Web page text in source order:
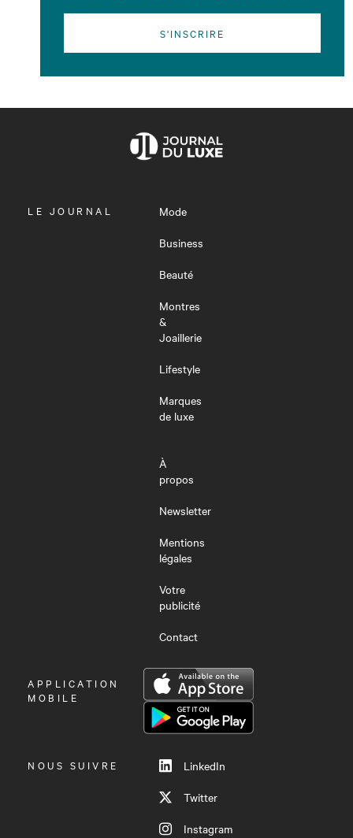
S'INSCRIRE
OUVRIR
LE JOURNAL
Mode
Business
Beauté
Montres
&
Joaillerie
Lifestyle
Marques
de luxe
À
propos
Newsletter
Mentions
légales
Votre
publicité
Contact
OUVRIR
LE
APPLICATION
MOBILE
NOUS SUIVRE
LinkedIn
Twitter
Instagram